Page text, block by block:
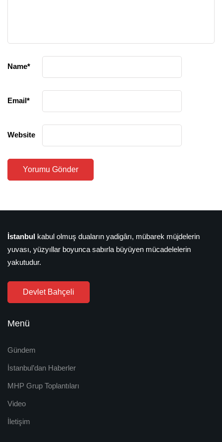
Name*
Email*
Website
İstanbul kabul olmuş duaların yadigârı, mübarek müjdelerin
yuvası, yüzyıllar boyunca sabırla büyüyen mücadelelerin
yakutudur.
Devlet Bahçeli
Menü
Gündem
İstanbul’dan Haberler
MHP Grup Toplantıları
Video
İletişim